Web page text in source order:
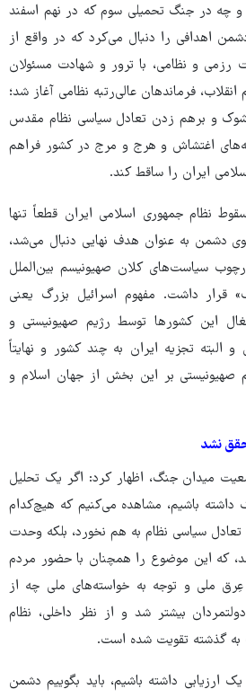
چه در جنگ تحمیلی سوم که در نهم اسفند
دشمن اهدافی را دنبال می‌کرد که در واقع از
رزمی و نظامی، با ترور و شهادت مسئولان
فرماندهان عالی‌رتبه نظامی آغاز شد؛
و برهم زدن تعادل سیاسی نظام مقدس
اغتشاش و هرج و مرج در کشور فراهم
ایران را ساقط کند.
نظام جمهوری اسلامی ایران قطعاً تنها
دشمن به عنوان هدف نهایی دنبال می‌شد،
سیاست‌های کلان صهیونیسم بین‌الملل
قرار داشت. مفهوم اسرائیل بزرگ یعنی
این کشورها توسط رژیم صهیونیستی و
البته تجزیه ایران به چند کشور و نهایتاً
صهیونیستی بر این بخش از جهان اسلام و
نشد
میدان جنگ، اظهار کرد: اگر یک تحلیل
باشیم، مشاهده می‌کنیم که هیچ‌کدام
سیاسی نظام به هم نخورد، بلکه وحدت
که این موضوع را همچنان با حضور مردم
ملی و توجه به خواسته‌های ملی چه از
بیشتر شد و از نظر داخلی، نظام
به گذشته تقویت شده است.
ارزیابی داشته باشیم، باید بگوییم دشمن